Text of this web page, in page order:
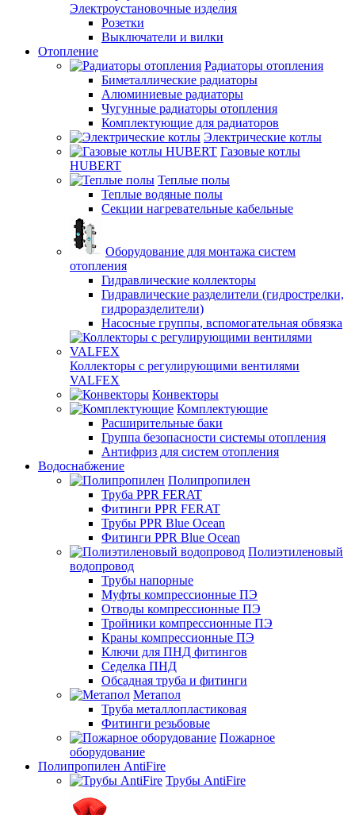
Электроустановочные изделия
Розетки
Выключатели и вилки
Отопление
Радиаторы отопления
Биметаллические радиаторы
Алюминиевые радиаторы
Чугунные радиаторы отопления
Комплектующие для радиаторов
Электрические котлы
Газовые котлы
HUBERT
Теплые полы
Теплые водяные полы
Секции нагревательные кабельные
Оборудование для монтажа систем
отопления
Гидравлические коллекторы
Гидравлические разделители (гидрострелки,
гидроразделители)
Насосные группы, вспомогательная обвязка
Коллекторы с регулирующими вентилями
VALFEX
Конвекторы
Комплектующие
Расширительные баки
Группа безопасности системы отопления
Антифриз для систем отопления
Водоснабжение
Полипропилен
Труба PPR FERAT
Фитинги PPR FERAT
Трубы PPR Blue Ocean
Фитинги PPR Blue Ocean
Полиэтиленовый
водопровод
Трубы напорные
Муфты компрессионные ПЭ
Отводы компрессионные ПЭ
Тройники компрессионные ПЭ
Краны компрессионные ПЭ
Ключи для ПНД фитингов
Седелка ПНД
Обсадная труба и фитинги
Метапол
Труба металлопластиковая
Фитинги резьбовые
Пожарное
оборудование
Полипропилен AntiFire
Трубы AntiFire